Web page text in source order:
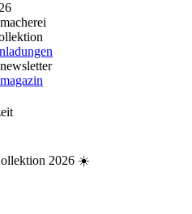
2026 ☀️